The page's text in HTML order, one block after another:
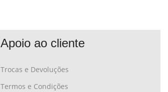
Apoio ao cliente
Trocas e Devoluções
Termos e Condições